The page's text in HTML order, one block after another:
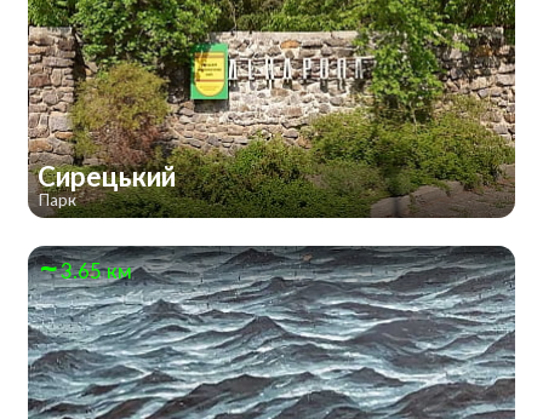
Сирецький
Парк
3.65 км